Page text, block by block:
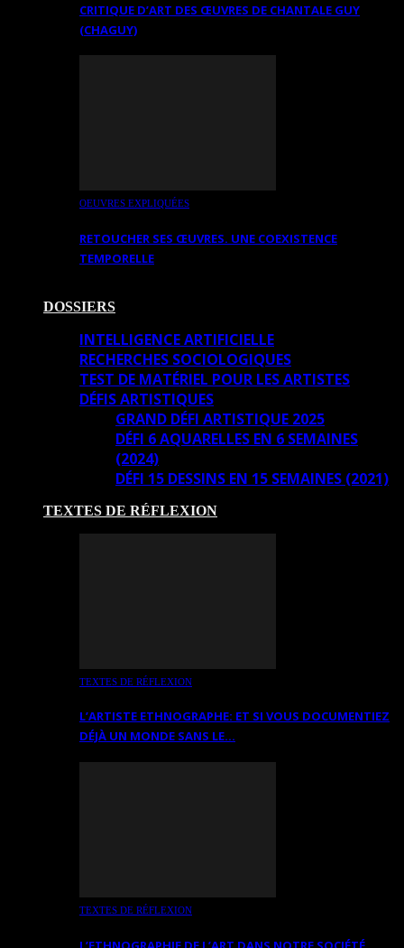
CRITIQUE D’ART DES ŒUVRES DE CHANTALE GUY
(CHAGUY)
OEUVRES EXPLIQUÉES
RETOUCHER SES ŒUVRES. UNE COEXISTENCE
TEMPORELLE
DOSSIERS
INTELLIGENCE ARTIFICIELLE
RECHERCHES SOCIOLOGIQUES
TEST DE MATÉRIEL POUR LES ARTISTES
DÉFIS ARTISTIQUES
GRAND DÉFI ARTISTIQUE 2025
DÉFI 6 AQUARELLES EN 6 SEMAINES
(2024)
DÉFI 15 DESSINS EN 15 SEMAINES (2021)
TEXTES DE RÉFLEXION
TEXTES DE RÉFLEXION
L’ARTISTE ETHNOGRAPHE: ET SI VOUS DOCUMENTIEZ
DÉJÀ UN MONDE SANS LE…
TEXTES DE RÉFLEXION